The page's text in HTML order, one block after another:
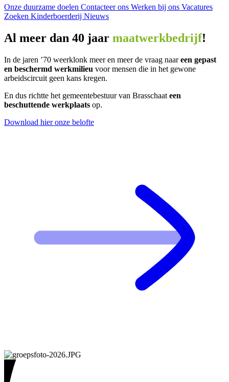
Onze duurzame doelen Contacteer ons Werken bij ons Vacatures
Zoeken Kinderboerderij Nieuws
Al meer dan 40 jaar maatwerkbedrijf!
In de jaren ’70 weerklonk meer en meer de vraag naareen gepast
en beschermd werkmilieu voor mensen die in het gewone
arbeidscircuit geen kans kregen.
En dus richtte het gemeentebestuur van Brasschaat een
beschuttende werkplaats op.
Download hier onze belofte